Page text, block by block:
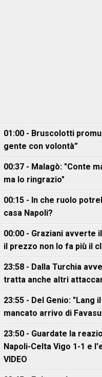
01:00 - Bruscolotti
gente con volontà”
00:37 - Malagò: "Conte
ma lo ringrazio"
00:15 - In che ruolo
casa Napoli?
00:00 - Graziani avverte
il prezzo non lo fa più il
23:58 - Dalla Turchia
tratta anche altri
23:55 - Del Genio: "Lang
mancato arrivo di
23:50 - Guardate la
Napoli-Celta Vigo 1-1 e
VIDEO